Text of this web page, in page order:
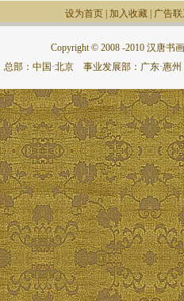
设为首页 加入收藏 广告
Copyright © 2008 -2010 汉唐书
总部：中国·北京 事业发展部：广东·惠